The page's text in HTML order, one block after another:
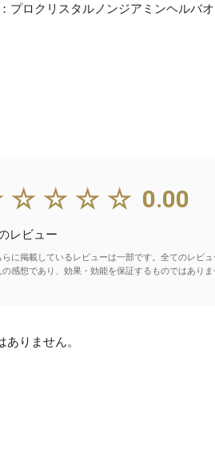
プロクリスタルノンジアミンヘルバ
0.00
レビュー
に掲載しているレビューは一部です。全てのレビュ
感想であり、効果・効能を保証するものではありま
ありません。